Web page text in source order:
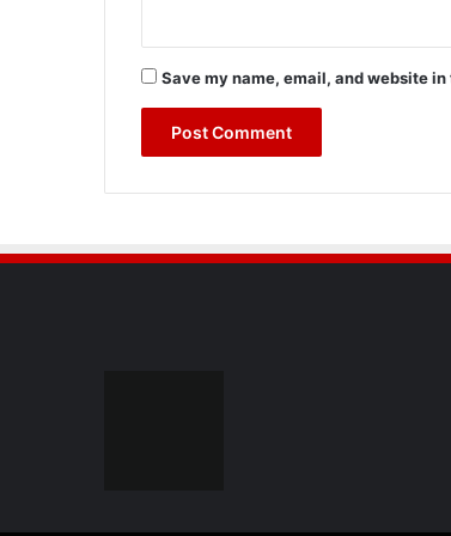
Save my name, email, and website